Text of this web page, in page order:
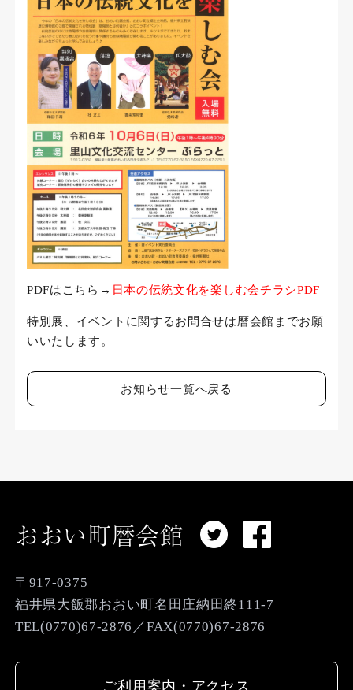
PDFはこちら→ 日本の伝統文化を楽しむ会チラシPDF
特別展、イベントに関するお問合せは暦会館までお願
いいたします。
お知らせ一覧へ戻る
おおい町暦会館
〒917-0375
福井県大飯郡おおい町名田庄納田終111-7
TEL(0770)67-2876／FAX(0770)67-2876
ご利用案内・アクセス